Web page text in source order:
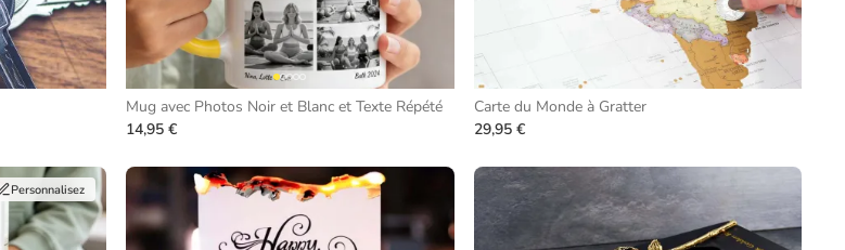
Mug avec Photos Noir et Blanc et Texte Répété
14,95 €
Carte du Monde à Gratter
29,95 €
Personnalisez